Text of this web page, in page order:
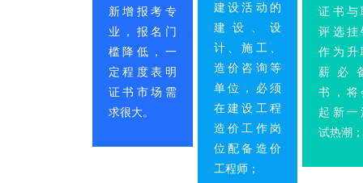
新增报考专
业，报名门
槛降低，一
定程度表明
证书市场需
求很大。
建设活动的
建设、设
计、施工、
造价咨询等
单位，必须
在建设工程
造价工作岗
位配备造价
工程师；
证书与
评选挂
作为升
薪必
书，将
起新一
试热潮